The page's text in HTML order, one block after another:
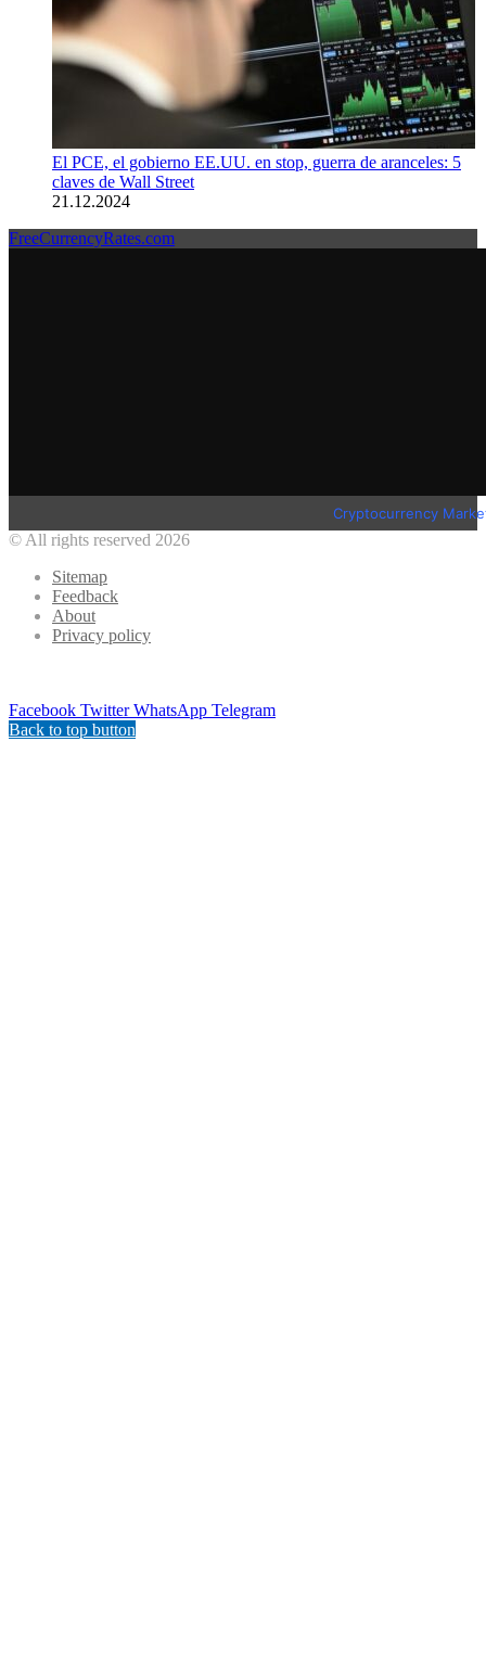
El PCE, el gobierno EE.UU. en stop, guerra de aranceles: 5
claves de Wall Street
21.12.2024
FreeCurrencyRates.com
Cryptocurrency
© All rights reserved 2026
Sitemap
Feedback
About
Privacy policy
Facebook Twitter WhatsApp Telegram
Back to top button